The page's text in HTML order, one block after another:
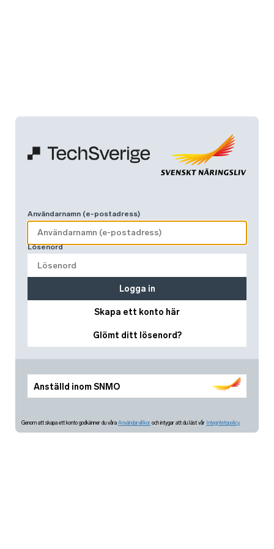
Anställd inom SNMO
Användarnamn (e-postadress)
Lösenord
Skapa ett konto här
Glömt ditt lösenord?
Logga in
Genom att skapa ett konto godkänner du våra Användarvillkor och intygar att du läst vår Integritetspolicy.